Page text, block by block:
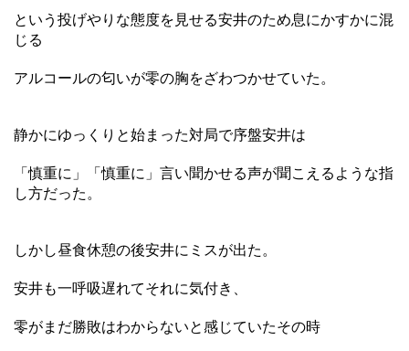
という投げやりな態度を見せる安井のため息にかすかに混
じる
アルコールの匂いが零の胸をざわつかせていた。
静かにゆっくりと始まった対局で序盤安井は
「慎重に」「慎重に」言い聞かせる声が聞こえるような指
し方だった。
しかし昼食休憩の後安井にミスが出た。
安井も一呼吸遅れてそれに気付き、
零がまだ勝敗はわからないと感じていたその時